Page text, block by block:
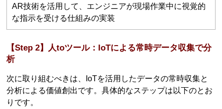
AR技術を活用して、エンジニアが現場作業中に視覚的
な指示を受ける仕組みの実装
【Step 2】人toツール：IoTによる常時データ収集で分
析
次に取り組むべきは、IoTを活用したデータの常時収集と
分析による価値創出です。具体的なステップは以下のとお
りです。